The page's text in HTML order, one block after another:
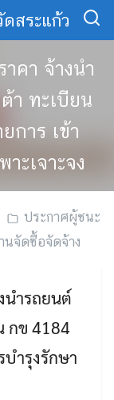
สระแก้ว
าคา จ้างนำ
า ทะเบียน
การ เข้า
ะเจาะจง
ประกาศผู้ชนะ
นจัดซื้อจัดจ้าง
นำรถยนต์
กข 4184
บำรุงรักษา